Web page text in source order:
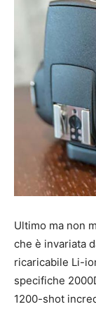
Ultimo ma non
che è invariata
ricaricabile Li-
specifiche
1200-shot